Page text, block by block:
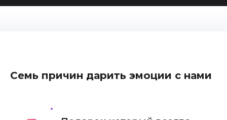
Семь причин дарить эмоции с нами